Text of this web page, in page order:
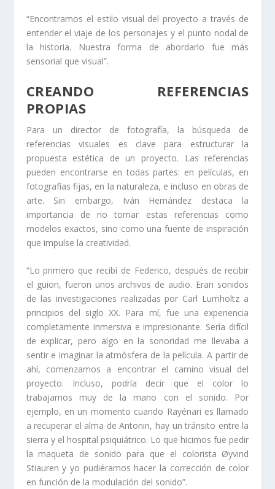
“Encontramos el estilo visual del proyecto a través de
entender el viaje de los personajes y el punto nodal de
la historia. Nuestra forma de abordarlo fue más
sensorial que visual”.
CREANDO REFERENCIAS
PROPIAS
Para un director de fotografía, la búsqueda de
referencias visuales es clave para estructurar la
propuesta estética de un proyecto. Las referencias
pueden encontrarse en todas partes: en películas, en
fotografías fijas, en la naturaleza, e incluso en obras de
arte. Sin embargo, Iván Hernández destaca la
importancia de no tomar estas referencias como
modelos exactos, sino como una fuente de inspiración
que impulse la creatividad.
“Lo primero que recibí de Federico, después de recibir
el guion, fueron unos archivos de audio. Eran sonidos
de las investigaciones realizadas por Carl Lumholtz a
principios del siglo XX. Para mí, fue una experiencia
completamente inmersiva e impresionante. Sería difícil
de explicar, pero algo en la sonoridad me llevaba a
sentir e imaginar la atmósfera de la película. A partir de
ahí, comenzamos a encontrar el camino visual del
proyecto. Incluso, podría decir que el color lo
trabajamos muy de la mano con el sonido. Por
ejemplo, en un momento cuando Rayénari es llamado
a recuperar el alma de Antonin, hay un tránsito entre la
sierra y el hospital psiquiátrico. Lo que hicimos fue pedir
la maqueta de sonido para que el colorista Øyvind
Stiauren y yo pudiéramos hacer la corrección de color
en función de la modulación del sonido”.